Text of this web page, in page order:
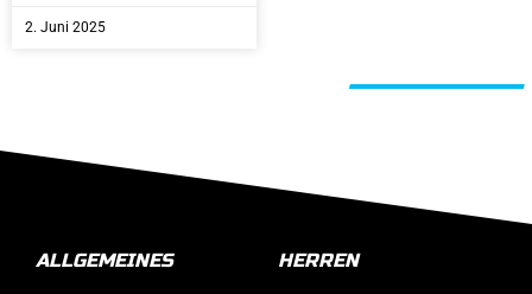
2. Juni 2025
ALLGEMEINES HERREN